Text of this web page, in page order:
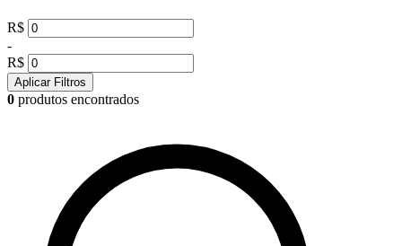
R$
-
R$
Aplicar Filtros
0 produtos encontrados